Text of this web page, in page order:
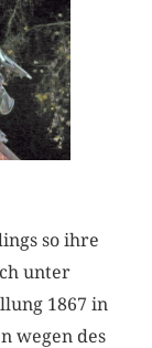
so ihre
unter
1867 in
wegen des